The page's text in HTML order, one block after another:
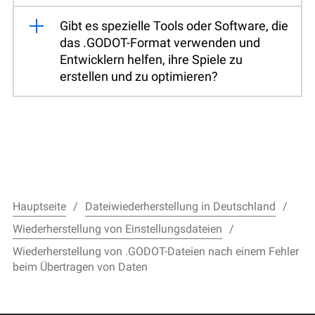
Gibt es spezielle Tools oder Software, die
das .GODOT-Format verwenden und
Entwicklern helfen, ihre Spiele zu
erstellen und zu optimieren?
Hauptseite
Dateiwiederherstellung in Deutschland
Wiederherstellung von Einstellungsdateien
Wiederherstellung von .GODOT-Dateien nach einem Fehler
beim Übertragen von Daten